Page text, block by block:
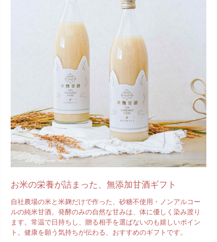
お米の栄養が詰まった、無添加甘酒ギフト
自社農場の米と米麹だけで作った、砂糖不使用・ノンアルコー
ルの純米甘酒。発酵のみの自然な甘みは、体に優しく染み渡り
ます。常温で日持ちし、贈る相手を選ばないのも嬉しいポイン
ト。健康を願う気持ちが伝わる、おすすめのギフトです。